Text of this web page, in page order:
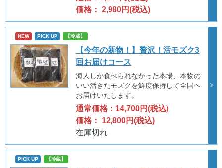
価格： 2,980円(税込)
NEW PICK UP 【冷蔵】
【今年の新物！】贅沢！活モズク3
回お届けコース
海人しか食べられなかった本場、本物の
いい活きたモズクを鮮度保持して全国へ
お届けいたします。
通常価格：14,700円(税込)
価格： 12,800円(税込)
在庫切れ
PICK UP 【冷蔵】